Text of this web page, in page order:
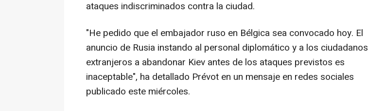
ataques indiscriminados contra la ciudad.
"He pedido que el embajador ruso en Bélgica sea convocado hoy. El
anuncio de Rusia instando al personal diplomático y a los ciudadanos
extranjeros a abandonar Kiev antes de los ataques previstos es
inaceptable", ha detallado Prévot en un mensaje en redes sociales
publicado este miércoles.